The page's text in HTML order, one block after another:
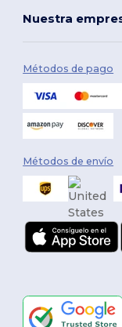
Nuestra
Métodos de pago
Métodos de envío